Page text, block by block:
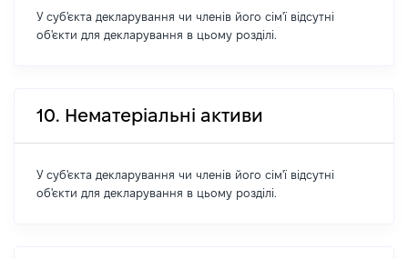
У суб'єкта декларування чи членів його сім'ї відсутні
об'єкти для декларування в цьому розділі.
10. Нематеріальні активи
У суб'єкта декларування чи членів його сім'ї відсутні
об'єкти для декларування в цьому розділі.